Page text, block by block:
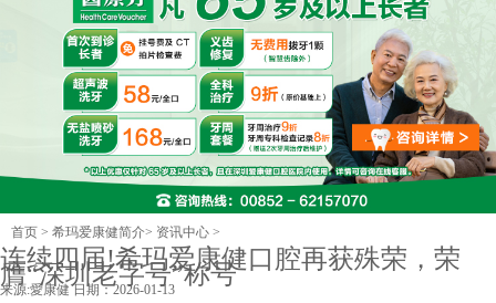
首页 > 希玛爱康健简介> 资讯中心 >
连续四届!希玛爱康健口腔再获殊荣，荣
膺“深圳老字号”称号
来源:愛康健日期：2026-01-13